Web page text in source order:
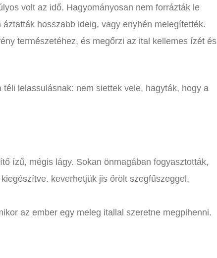
volt az idő. Hagyományosan nem forrázták le
hosszabb ideig, vagy enyhén melegítették.
természetéhez, és megőrzi az ital kellemes ízét és
lelassulásnak: nem siettek vele, hagyták, hogy a
ízű, mégis lágy. Sokan önmagában fogyasztották,
keverhetjük jis őrölt szegfűszeggel,
az ember egy meleg itallal szeretne megpihenni.